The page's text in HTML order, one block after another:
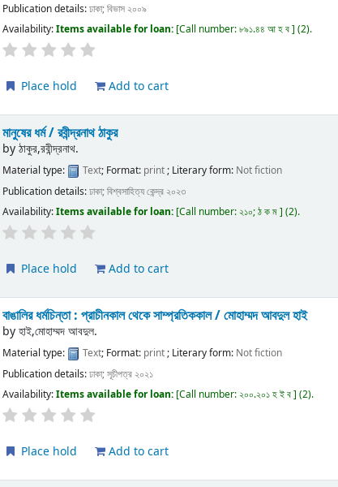
Publication details:ঢাকা;বিভাস ২০০৯
Availability:Items available for loan: Call number:৮৯১.৪৪ আ হ ব (2).
Place hold Add to cart
মানুষের ধর্ম / রবীন্দ্রনাথ ঠাকুর
byঠাকুর,রবীন্দ্রনাথ.
Material type: Text; Format: print; Literary form: Not fiction
Publication details:ঢাকা;বিশ্বসাহিত্য কেন্দ্র ২০২৩
Availability:Items available for loan: Call number:২১০; ঠ ক ম (2).
Place hold Add to cart
বাঙালির ধর্মচিন্তা : প্রাচীনকাল থেকে সাম্প্রতিককাল / মোহাম্মদ আবদুল হাই
byহাই,মোহাম্মদ আবদুল.
Material type: Text; Format: print; Literary form: Not fiction
Publication details:ঢাকা;সূচীপত্র ২০২১
Availability:Items available for loan: Call number:২০০.২০১ হ ই ব (2).
Place hold Add to cart